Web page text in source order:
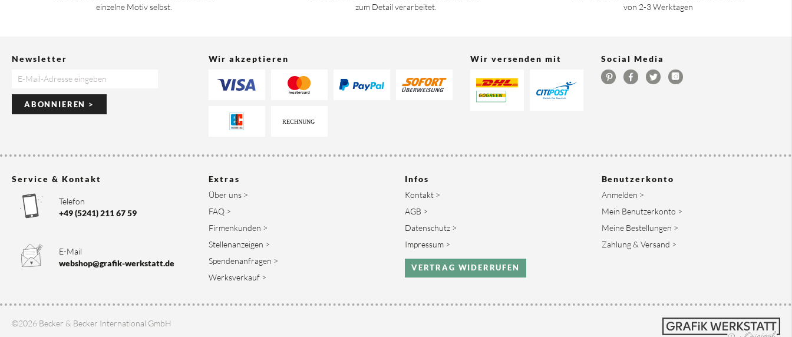
einzelne Motiv selbst.
zum Detail verarbeitet.
von 2-3 Werktagen
Newsletter
ABONNIEREN >
Wir akzeptieren Wir versenden mit Social Media
Service & Kontakt
Telefon
+49 (5241) 211 67 59
E-Mail
webshop@grafik-werkstatt.de
Extras
Über uns >
FAQ >
Firmenkunden >
Stellenanzeigen >
Spendenanfragen >
Werksverkauf >
Infos
Kontakt >
AGB >
Datenschutz >
Impressum >
VERTRAG WIDERRUFEN
Benutzerkonto
Anmelden >
Mein Benutzerkonto >
Meine Bestellungen >
Zahlung & Versand >
©2026 Becker & Becker International GmbH